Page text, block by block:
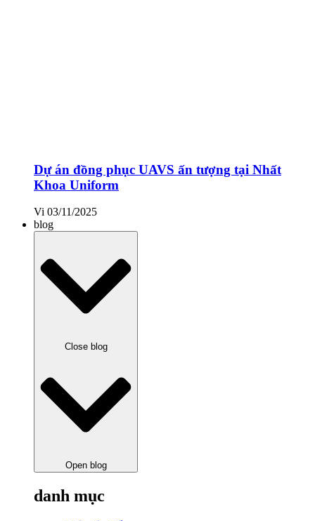
Dự án đồng phục UAVS ấn tượng tại Nhất
Khoa Uniform
Vi 03/11/2025
blog
Close blog
Open blog
danh mục